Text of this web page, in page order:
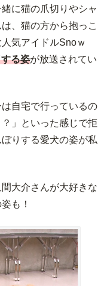
に猫の爪切りやシャ
、猫の方から抱っこ
気アイドルSnoｗ
る姿が放送されてい
自宅で行っているの
」といった感じで拒
りする愛犬の姿が私
大介さんが大好きな
も！